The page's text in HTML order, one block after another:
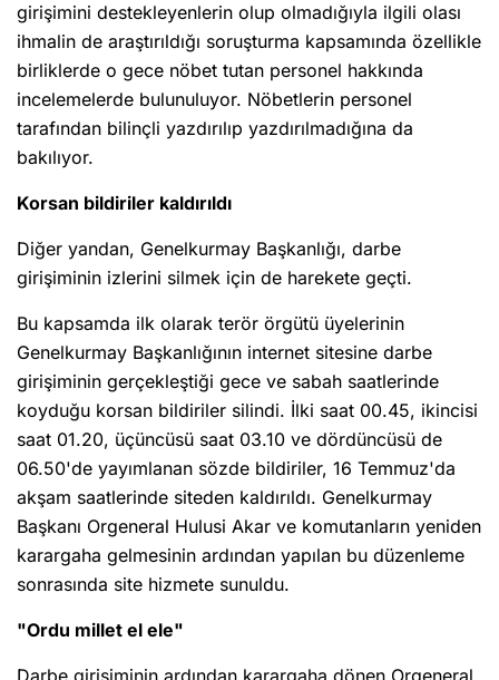
girişimini destekleyenlerin olup olmadığıyla ilgili olası
ihmalin de araştırıldığı soruşturma kapsamında özellikle
birliklerde o gece nöbet tutan personel hakkında
incelemelerde bulunuluyor. Nöbetlerin personel
tarafından bilinçli yazdırılıp yazdırılmadığına da
bakılıyor.
Korsan bildiriler kaldırıldı
Diğer yandan, Genelkurmay Başkanlığı, darbe
girişiminin izlerini silmek için de harekete geçti.
Bu kapsamda ilk olarak terör örgütü üyelerinin
Genelkurmay Başkanlığının internet sitesine darbe
girişiminin gerçekleştiği gece ve sabah saatlerinde
koyduğu korsan bildiriler silindi. İlki saat 00.45, ikincisi
saat 01.20, üçüncüsü saat 03.10 ve dördüncüsü de
06.50'de yayımlanan sözde bildiriler, 16 Temmuz'da
akşam saatlerinde siteden kaldırıldı. Genelkurmay
Başkanı Orgeneral Hulusi Akar ve komutanların yeniden
karargaha gelmesinin ardından yapılan bu düzenleme
sonrasında site hizmete sunuldu.
"Ordu millet el ele"